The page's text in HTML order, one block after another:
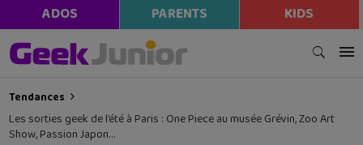
ADOS PARENTS KIDS
Tendances
Les sorties geek de l’été à Paris : One Piece au musée Grévin, Zoo Art
Show, Passion Japon…